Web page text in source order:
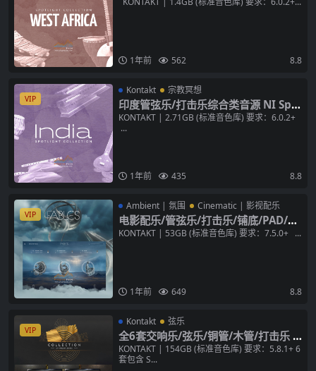
1年前 562 8.8
VIP
Kontakt 宗教冥想
印度管弦乐/打击乐综合类音源 NI Spo
tlight Collection India v1.1.1 KON
TAKT 音色库
KONTAKT | 2.71GB (标准音色库) 要求：6.0.2+
...
1年前 435 8.8
VIP
Ambient | 氛围 Cinematic | 影视配乐
电影配乐/管弦乐/打击乐/铺底/PAD/氛
围音源 NI Fables v1.0.2 KONTAKT
KONTAKT | 53GB (标准音色库) 要求：7.5.0+ ...
1年前 649 8.8
VIP
Kontakt 弦乐
全6套交响乐/弦乐/铜管/木管/打击乐 N
I Symphony Series Collection KON
TAKT
KONTAKT | 154GB (标准音色库) 要求：5.8.1+ 6
套包含 S...